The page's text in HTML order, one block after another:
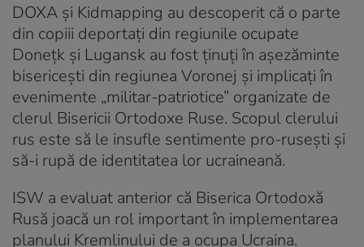
DOXA și Kidmapping au descoperit că o parte
din copiii deportați din regiunile ocupate
Donețk și Lugansk au fost ținuți în așezăminte
bisericești din regiunea Voronej și implicați în
evenimente „militar-patriotice” organizate de
clerul Bisericii Ortodoxe Ruse. Scopul clerului
rus este să le insufle sentimente pro-rusești și
să-i rupă de identitatea lor ucraineană.
ISW a evaluat anterior că Biserica Ortodoxă
Rusă joacă un rol important în implementarea
planului Kremlinului de a ocupa Ucraina.